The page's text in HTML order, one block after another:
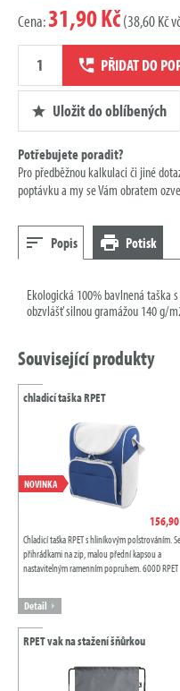
Cena:31,90 Kč(38,60 Kč
Množství
poptávky
PŘIDAT DO
Uložit do oblíbených
Potřebujete poradit?
Pro předběžnou kalkulaci či jiné
poptávku a my se Vám obratem
Popis Potisk
Ekologická 100% bavlnená
obzvlášť silnou gramážou 140 g/
Související produkty
chladicí taška RPET
NOVINKA
Chladicí taška RPET s hliníkovým polstrováním.
přihrádkami na zip, malou přední kapsou a
nastavitelným ramenním popruhem. 600D RPET
Detail
RPET vak na stažení šňůrkou